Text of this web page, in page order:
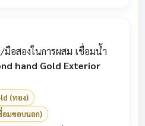
มือสองในการผสม เชื่อมน้ำ
hand Gold Exterior
(ทอง)
อมขอบนอก)